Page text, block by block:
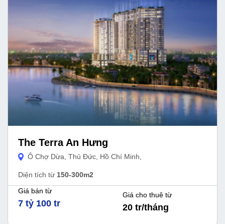
The Terra An Hưng
Ô Chợ Dừa, Thủ Đức, Hồ Chí Minh,
Diện tích từ 150-300m2
Giá bán từ
7 tỷ 100 tr
Giá cho thuê từ
20 tr/tháng